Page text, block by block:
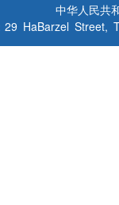
中华人民共
29 HaBarzel Street,